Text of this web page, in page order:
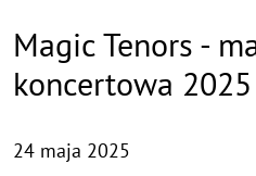
Magic Tenors -
koncertowa 2025
24 maja 2025